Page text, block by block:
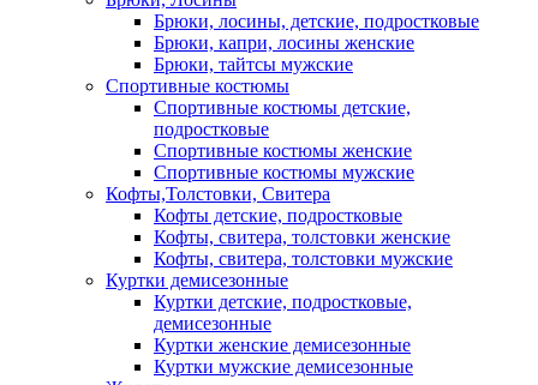
Брюки, лосины, детские, подростковые
Брюки, капри, лосины женские
Брюки, тайтсы мужские
Спортивные костюмы
Спортивные костюмы детские,
подростковые
Спортивные костюмы женские
Спортивные костюмы мужские
Кофты,Толстовки, Свитера
Кофты детские, подростковые
Кофты, свитера, толстовки женские
Кофты, свитера, толстовки мужские
Куртки демисезонные
Куртки детские, подростковые,
демисезонные
Куртки женские демисезонные
Куртки мужские демисезонные